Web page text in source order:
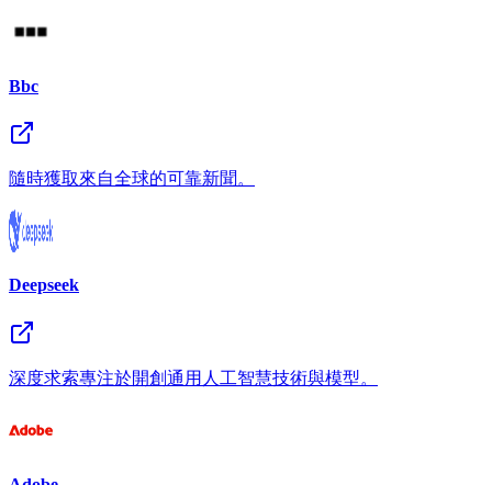
Bbc
隨時獲取來自全球的可靠新聞。
Deepseek
深度求索專注於開創通用人工智慧技術與模型。